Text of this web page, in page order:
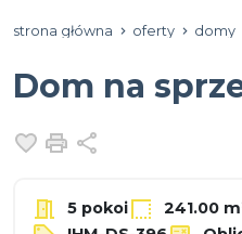
strona główna oferty domy
Dom na
Dodaj do ulubionych
Drukuj
5 pokoi 241.00